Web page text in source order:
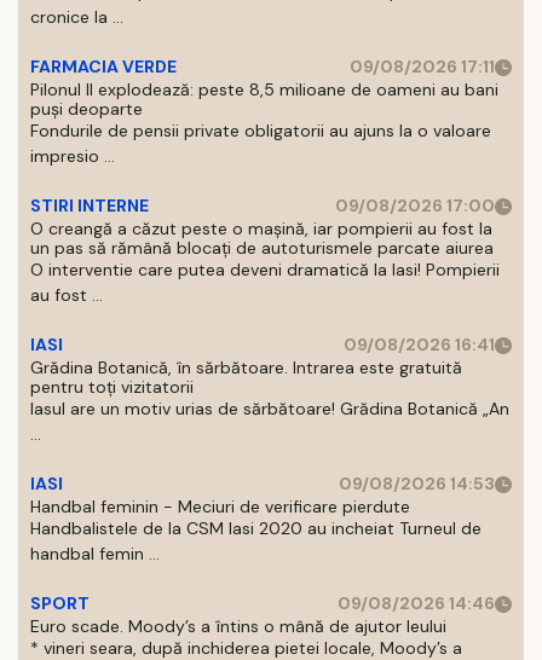
cronice la ...
FARMACIA VERDE
09/08/2026 17:11
Pilonul II explodează: peste 8,5 milioane de oameni au bani
puși deoparte
Fondurile de pensii private obligatorii au ajuns la o valoare
impresio ...
STIRI INTERNE
09/08/2026 17:00
O creangă a căzut peste o mașină, iar pompierii au fost la
un pas să rămână blocați de autoturismele parcate aiurea
O interventie care putea deveni dramatică la Iasi! Pompierii
au fost ...
IASI
09/08/2026 16:41
Grădina Botanică, în sărbătoare. Intrarea este gratuită
pentru toți vizitatorii
Iasul are un motiv urias de sărbătoare! Grădina Botanică „An
...
IASI
09/08/2026 14:53
Handbal feminin - Meciuri de verificare pierdute
Handbalistele de la CSM Iasi 2020 au incheiat Turneul de
handbal femin ...
SPORT
09/08/2026 14:46
Euro scade. Moody’s a întins o mână de ajutor leului
* vineri seara, după inchiderea pietei locale, Moody’s a